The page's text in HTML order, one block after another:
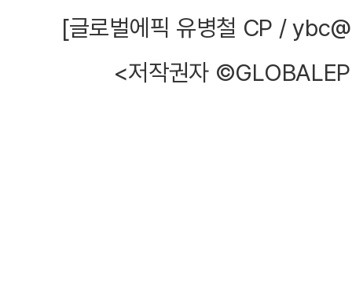
[글로벌에픽 유병철 CP /
<저작권자